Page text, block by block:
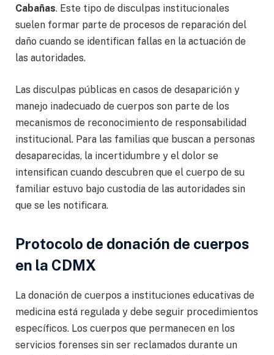
Cabañas. Este tipo de disculpas institucionales
suelen formar parte de procesos de reparación del
daño cuando se identifican fallas en la actuación de
las autoridades.
Las disculpas públicas en casos de desaparición y
manejo inadecuado de cuerpos son parte de los
mecanismos de reconocimiento de responsabilidad
institucional. Para las familias que buscan a personas
desaparecidas, la incertidumbre y el dolor se
intensifican cuando descubren que el cuerpo de su
familiar estuvo bajo custodia de las autoridades sin
que se les notificara.
Protocolo de donación de cuerpos
en la CDMX
La donación de cuerpos a instituciones educativas de
medicina está regulada y debe seguir procedimientos
específicos. Los cuerpos que permanecen en los
servicios forenses sin ser reclamados durante un